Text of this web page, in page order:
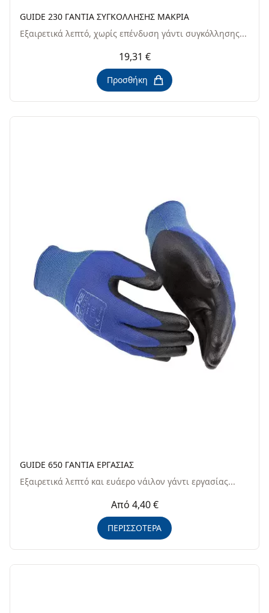
GUIDE 230 ΓANTIΑ ΣYΓKOΛΛHΣHΣ MAKPΙΑ
Εξαιρετικά λεπτό, χωρίς επένδυση γάντι συγκόλλησης...
19,31 €
Προσθήκη
GUIDE 650 ΓANTIΑ EPΓAΣIAΣ
Εξαιρετικά λεπτό και ευάερo νάιλον γάντι εργασίας...
Από 4,40 €
ΠΕΡΙΣΣΟΤΕΡΑ